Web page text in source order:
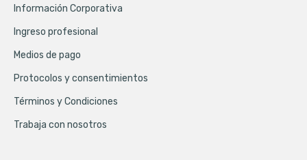
Información Corporativa
Ingreso profesional
Medios de pago
Protocolos y consentimientos
Términos y Condiciones
Trabaja con nosotros